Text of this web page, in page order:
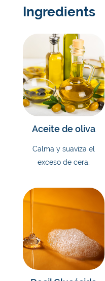
Ingredients
Aceite de oliva
Calma y suaviza el
exceso de cera.